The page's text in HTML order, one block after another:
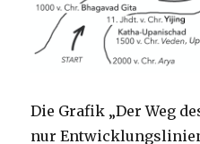
Die Grafik „Der Weg
nur